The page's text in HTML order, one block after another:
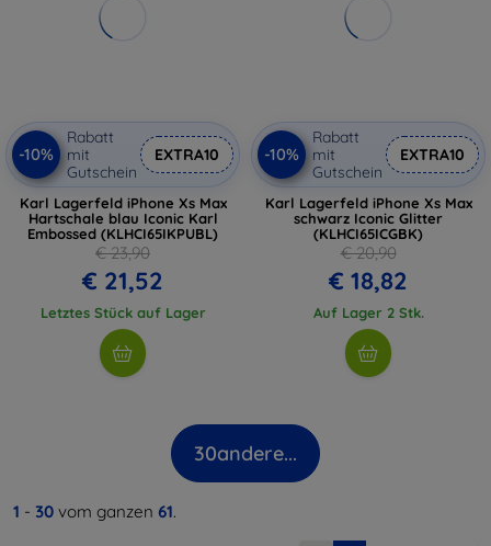
-10%
Rabatt
mit
Gutschein
EXTRA10
Karl Lagerfeld iPhone Xs Max
Hartschale blau Iconic Karl
Embossed (KLHCI65IKPUBL)
€ 23,90
€ 21,52
Letztes Stück auf Lager
-10%
Rabatt
mit
Gutschein
EXTRA10
Karl Lagerfeld iPhone Xs Max
schwarz Iconic Glitter
(KLHCI65ICGBK)
€ 20,90
€ 18,82
Auf Lager 2 Stk.
30andere...
1 - 30 vom ganzen 61.